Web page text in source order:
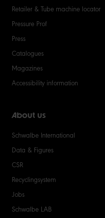
Retailer & Tube machine locator
Pressure Prof
Press
Catalogues
Magazines
Accessibility information
About us
Schwalbe International
Data & Figures
CSR
Recyclingsystem
Jobs
Schwalbe LAB